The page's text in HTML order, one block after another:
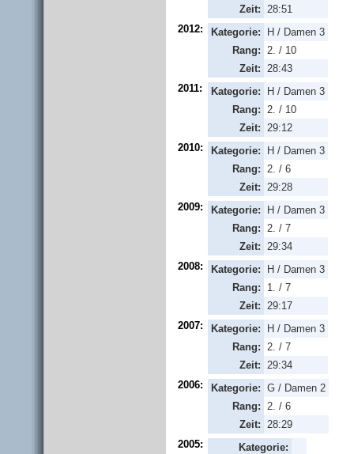
Zeit:
28:51
2012:
Kategorie:
H / Damen 3
Rang:
2. / 10
Zeit:
28:43
2011:
Kategorie:
H / Damen 3
Rang:
2. / 10
Zeit:
29:12
2010:
Kategorie:
H / Damen 3
Rang:
2. / 6
Zeit:
29:28
2009:
Kategorie:
H / Damen 3
Rang:
2. / 7
Zeit:
29:34
2008:
Kategorie:
H / Damen 3
Rang:
1. / 7
Zeit:
29:17
2007:
Kategorie:
H / Damen 3
Rang:
2. / 7
Zeit:
29:34
2006:
Kategorie: G / Damen 2
Rang:
2. / 6
Zeit:
28:29
2005:
Kategorie: